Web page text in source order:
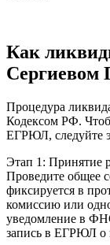
Как
Сергиевом
Процедура
Кодексом РФ.
ЕГРЮЛ, следуйте
Этап 1: Принятие
Проведите общее
фиксируется в
комиссию или
уведомление в
запись в ЕГРЮЛ о